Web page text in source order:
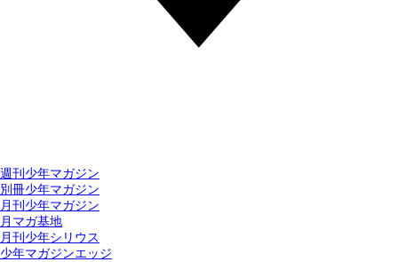
週刊少年マガジン
別冊少年マガジン
月刊少年マガジン
月マガ基地
月刊少年シリウス
少年マガジンエッジ